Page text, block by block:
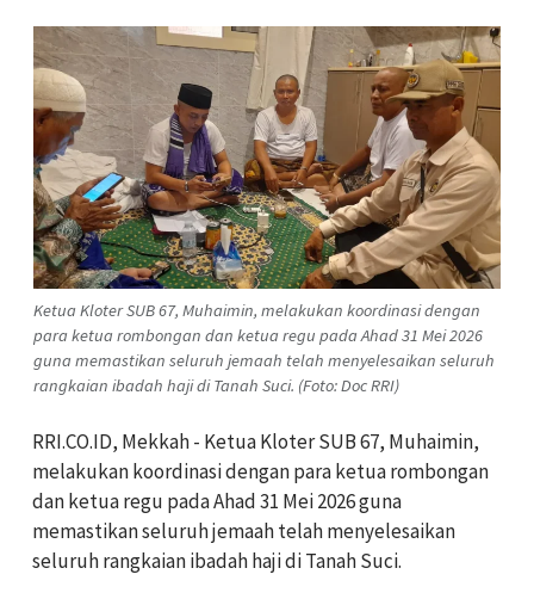
Ketua Kloter SUB 67, Muhaimin, melakukan koordinasi dengan
para ketua rombongan dan ketua regu pada Ahad 31 Mei 2026
guna memastikan seluruh jemaah telah menyelesaikan seluruh
rangkaian ibadah haji di Tanah Suci. (Foto: Doc RRI)
RRI.CO.ID, Mekkah - Ketua Kloter SUB 67, Muhaimin,
melakukan koordinasi dengan para ketua rombongan
dan ketua regu pada Ahad 31 Mei 2026 guna
memastikan seluruh jemaah telah menyelesaikan
seluruh rangkaian ibadah haji di Tanah Suci.